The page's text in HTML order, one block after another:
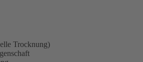
Trocknung)